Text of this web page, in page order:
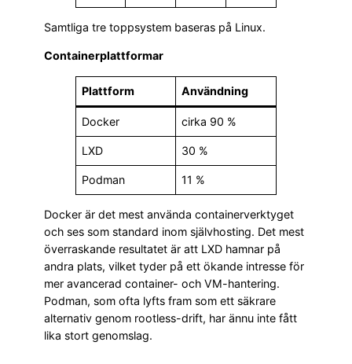
Samtliga tre toppsystem baseras på Linux.
Containerplattformar
Plattform Användning
Docker cirka 90 %
LXD 30 %
Podman 11 %
Docker är det mest använda containerverktyget
och ses som standard inom självhosting. Det mest
överraskande resultatet är att LXD hamnar på
andra plats, vilket tyder på ett ökande intresse för
mer avancerad container- och VM-hantering.
Podman, som ofta lyfts fram som ett säkrare
alternativ genom rootless-drift, har ännu inte fått
lika stort genomslag.